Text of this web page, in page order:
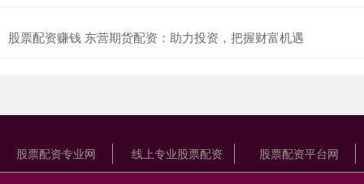
股票配资赚钱 东营期货配资：助力投资，把握财富机遇
股票配资专业网 线上专业股票配资 股票配资平台网